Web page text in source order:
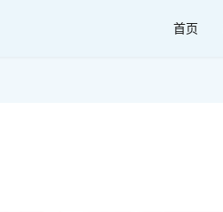
首页